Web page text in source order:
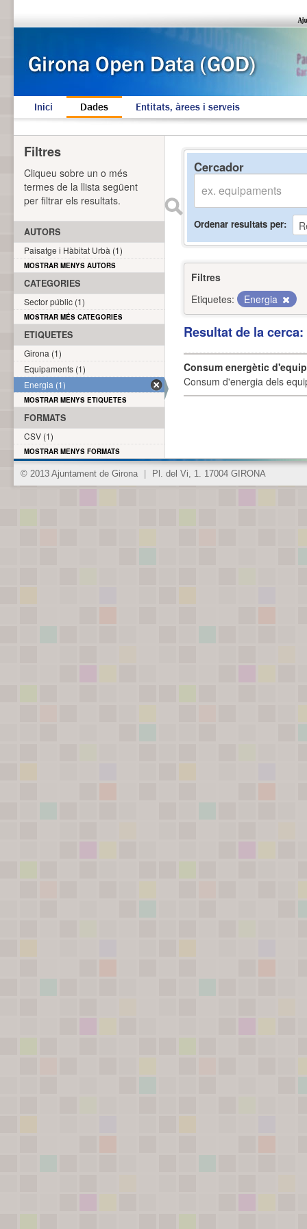
Inici Dades Entitats, àrees i serveis
Cercador
Ordenar resultats per
Filtres
Etiquetes:
Energia
Resultat de la
Consum energètic
Consum d'energia dels
Filtres
Cliqueu sobre un o més
termes de la llista següent
per filtrar els resultats.
AUTORS
Paisatge i Hàbitat Urbà (1)
MOSTRAR MENYS AUTORS
CATEGORIES
Sector públic (1)
MOSTRAR MÉS CATEGORIES
ETIQUETES
Girona (1)
Equipaments (1)
Energia (1)
MOSTRAR MENYS ETIQUETES
FORMATS
CSV (1)
MOSTRAR MENYS FORMATS
© 2013 Ajuntament de Girona Pl. del Vi, 1. 17004 GIRONA